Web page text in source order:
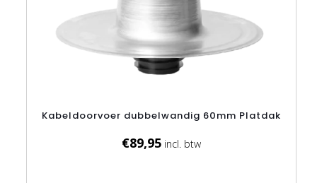
Kabeldoorvoer dubbelwandig 60mm Platdak
€89,95